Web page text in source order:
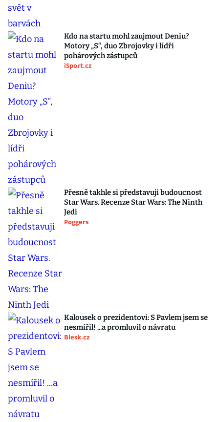
Kdo na startu mohl zaujmout Deniu?
Motory „S“, duo Zbrojovky i lídři
pohárových zástupců
iSport.cz
Přesně takhle si představuji budoucnost
Star Wars. Recenze Star Wars: The Ninth
Jedi
Poggers
Kalousek o prezidentovi: S Pavlem jsem se
nesmířil! ...a promluvil o návratu
Blesk.cz